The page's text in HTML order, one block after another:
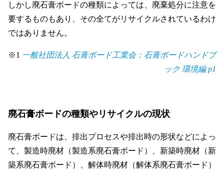
しかし廃石膏ボードの種類によっては、廃棄処分に注意を
要するものもあり、その全てがリサイクルされているわけ
ではありません。
※1 一般社団法人 石膏ボード工業会：石膏ボードハンドブ
ック 環境編 p1
廃石膏ボードの種類やリサイクルの現状
廃石膏ボードは、排出プロセスや排出時の形状などによっ
て、製造時廃材（製造系廃石膏ボード）、新築時廃材（新
築系廃石膏ボード）、解体時廃材（解体系廃石膏ボード）